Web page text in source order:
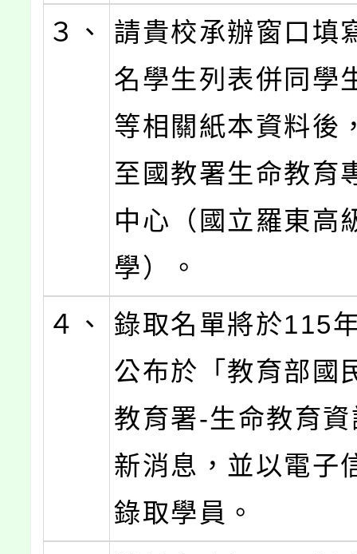
３、
請貴校承辦窗口填
名學生列表併同學
等相關紙本資料後
至國教署生命教育
中心（國立羅東高
學）。
４、
錄取名單將於115
公布於「教育部國
教育署-生命教育
新消息，並以電子
錄取學員。